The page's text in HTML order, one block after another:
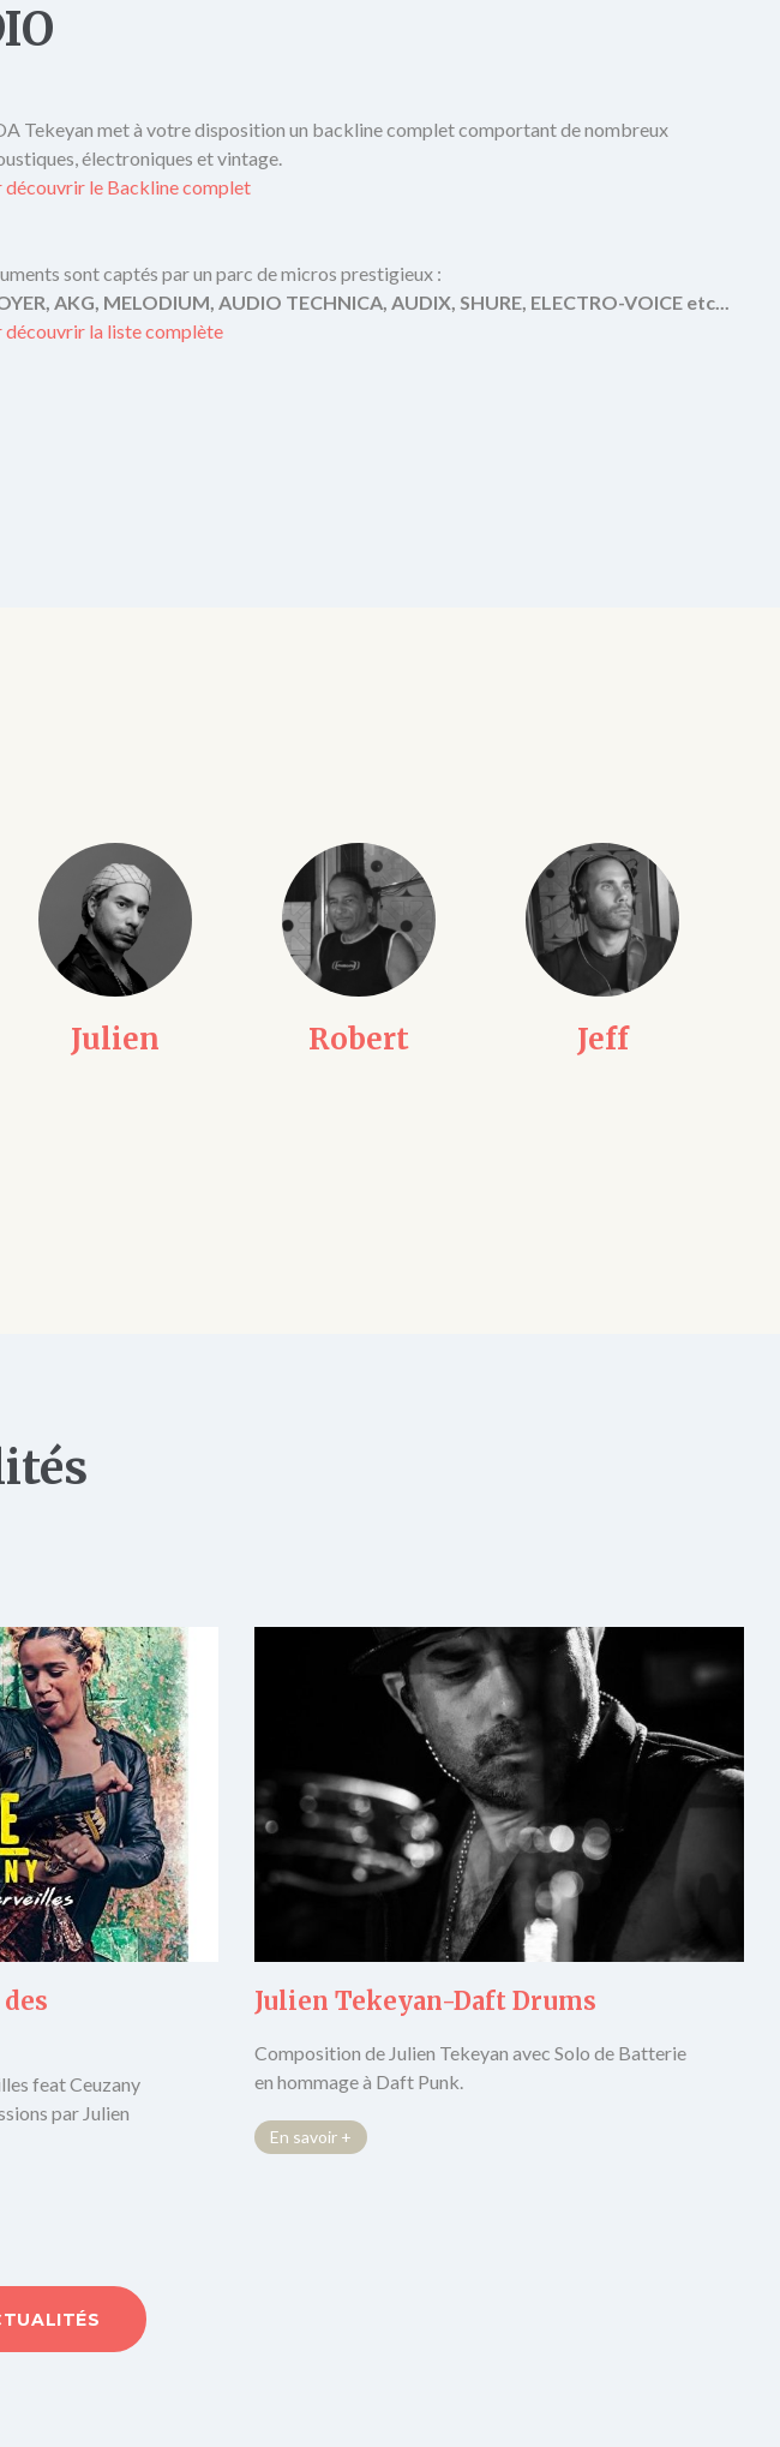
Tekeyan met à votre disposition un backline complet comportant de nombreux
électroniques et vintage.
découvrir le Backline complet
sont captés par un parc de micros prestigieux :
AKG, MELODIUM, AUDIO TECHNICA, AUDIX, SHURE, ELECTRO-VOICE etc...
découvrir la liste complète
Robert Jeff Julien
feat Ceuzany
par Julien
Julien Tekeyan-Daft Drums
Composition de Julien Tekeyan avec Solo de Batterie
en hommage à Daft Punk.
En savoir +